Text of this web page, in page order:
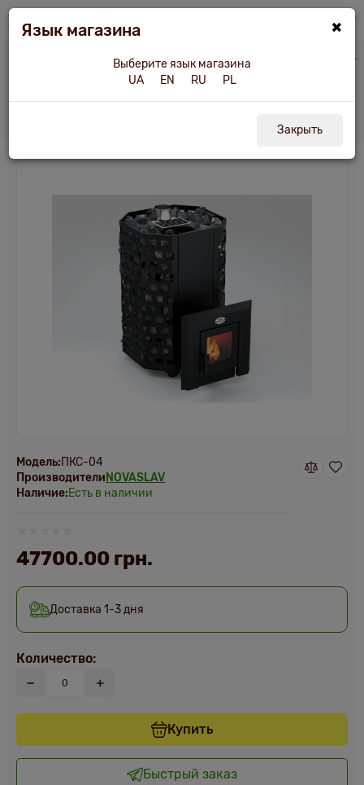
Печь для бани и сауны НОВАСЛАВ "Гейзер" 26 куб.м со стеклом
×
Язык магазина
Выберите язык магазина
UA
EN RU PL
Закрыть
Модель:ПКС-04
Производители NOVASLAV
Наличие:Есть в наличии
Доставка 1-3 дня
47700.00 грн.
Количество:
Купить
Быстрый заказ